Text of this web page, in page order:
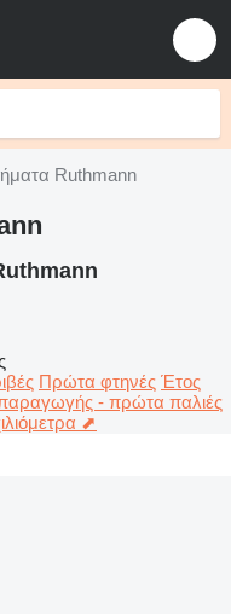
Ruthmann
Πρώτα φτηνές Έτος
- πρώτα παλιές
⬈